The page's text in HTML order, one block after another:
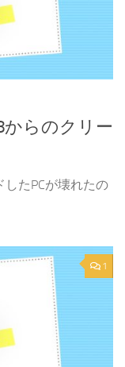
からのクリー
したPCが壊れたの
1